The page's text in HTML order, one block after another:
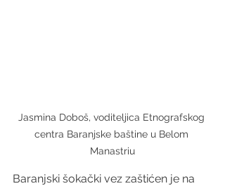
Jasmina Doboš, voditeljica Etnografskog
centra Baranjske baštine u Belom
Manastriu
Baranjski šokački vez zaštićen je na